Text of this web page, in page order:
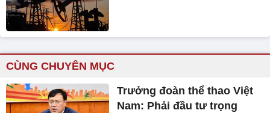
CÙNG CHUYÊN MỤC
Trưởng đoàn thể thao Việt
Nam: Phải đầu tư trọng